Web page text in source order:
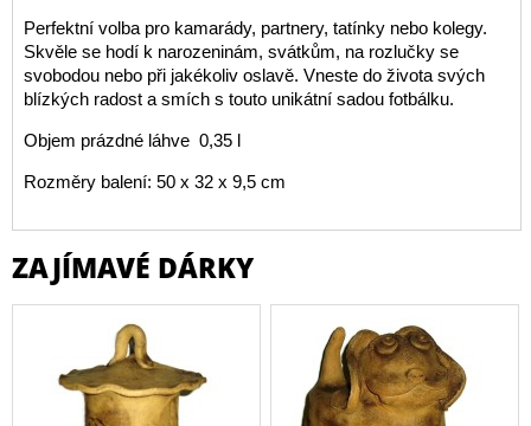
Perfektní volba pro kamarády, partnery, tatínky nebo kolegy.
Skvěle se hodí k narozeninám, svátkům, na rozlučky se
svobodou nebo při jakékoliv oslavě. Vneste do života svých
blízkých radost a smích s touto unikátní sadou fotbálku.
Objem prázdné láhve 0,35 l
Rozměry balení: 50 x 32 x 9,5 cm
ZAJÍMAVÉ DÁRKY